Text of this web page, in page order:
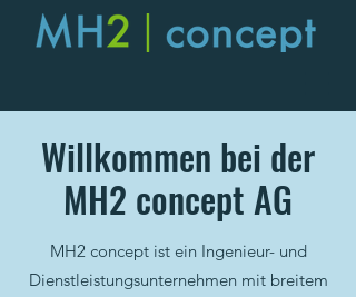
Willkommen bei der
MH2 concept AG
MH2 concept ist ein Ingenieur- und
Dienstleistungsunternehmen mit breitem